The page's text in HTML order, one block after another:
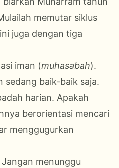
memutar siklus
juga dengan tiga
iman (muhasabah).
sedang baik-baik saja.
harian. Apakah
berorientasi mencari
menggugurkan
menunggu